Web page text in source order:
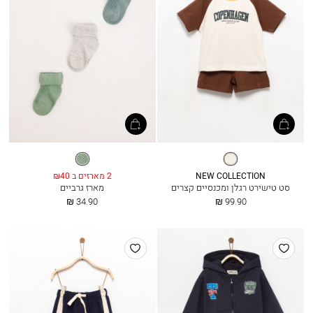
חום
אפרפר
בהיר
NEW COLLECTION
סט טישירט רגלן ומכנסיים קצרים
החל
99.90 ₪
ירוק
אייסברג
2 מארזים ב ₪40
מארז גרביים
החל
34.90 ₪
הוסף
למועדפים
הוסף
למועדפים